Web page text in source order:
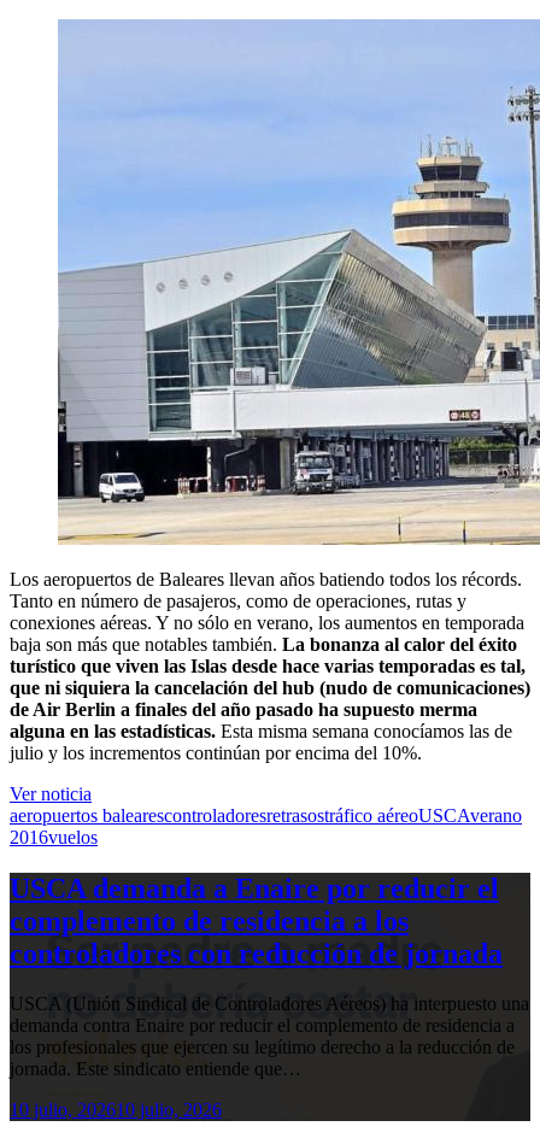
Los aeropuertos de Baleares llevan años batiendo todos los récords.
Tanto en número de pasajeros, como de operaciones, rutas y
conexiones aéreas. Y no sólo en verano, los aumentos en temporada
baja son más que notables también. La bonanza al calor del éxito
turístico que viven las Islas desde hace varias temporadas es tal,
que ni siquiera la cancelación del hub (nudo de comunicaciones)
de Air Berlin a finales del año pasado ha supuesto merma
alguna en las estadísticas. Esta misma semana conocíamos las de
julio y los incrementos continúan por encima del 10%.
Ver noticia
aeropuertos balearescontroladoresretrasostráfico aéreoUSCAverano
2016vuelos
USCA demanda a Enaire por reducir el
complemento de residencia a los
controladores con reducción de jornada
USCA (Unión Sindical de Controladores Aéreos) ha interpuesto una
demanda contra Enaire por reducir el complemento de residencia a
los profesionales que ejercen su legítimo derecho a la reducción de
jornada. Este sindicato entiende que…
10 julio, 202610 julio, 2026